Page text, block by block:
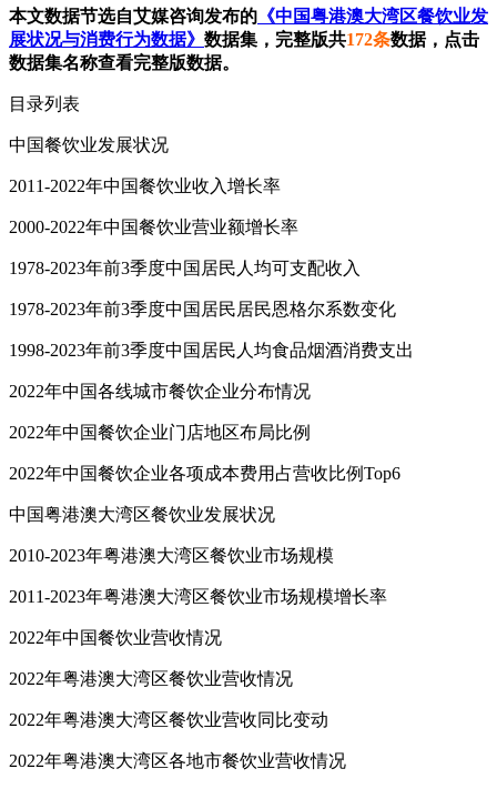
本文数据节选自艾媒咨询发布的 《中国粤港澳大湾区餐饮业发
展状况与消费行为数据》 数据集，完整版共172条数据，点击
数据集名称查看完整版数据。
目录列表
中国餐饮业发展状况
2011-2022年中国餐饮业收入增长率
2000-2022年中国餐饮业营业额增长率
1978-2023年前3季度中国居民人均可支配收入
1978-2023年前3季度中国居民居民恩格尔系数变化
1998-2023年前3季度中国居民人均食品烟酒消费支出
2022年中国各线城市餐饮企业分布情况
2022年中国餐饮企业门店地区布局比例
2022年中国餐饮企业各项成本费用占营收比例Top6
中国粤港澳大湾区餐饮业发展状况
2010-2023年粤港澳大湾区餐饮业市场规模
2011-2023年粤港澳大湾区餐饮业市场规模增长率
2022年中国餐饮业营收情况
2022年粤港澳大湾区餐饮业营收情况
2022年粤港澳大湾区餐饮业营收同比变动
2022年粤港澳大湾区各地市餐饮业营收情况